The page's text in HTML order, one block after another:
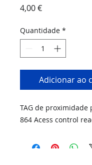
4,00 €Preço
Quantidade *
Adicionar ao
TAG de proximidade
864 Acess control